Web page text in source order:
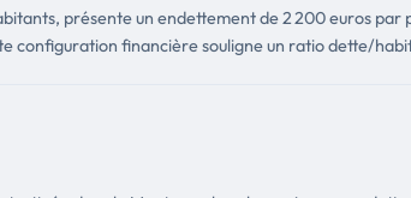
présente un endettement de 2 200 euros
configuration financière souligne un ratio dette/